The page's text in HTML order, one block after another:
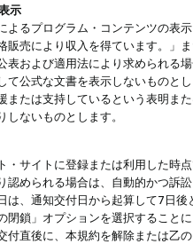
示
よるプログラム・コンテンツの表
販売により収入を得ています。」
表および適用法により求められる
て公式な文書を表示しないもの
または支持しているという表明ま
ないものとします。
・サイトに登録または利用した時
認められる場合は、自動的かつ訴
は、通知交付日から起算して7日
閉鎖」オプションを選択するこ
付直後に、本規約を解除または乙